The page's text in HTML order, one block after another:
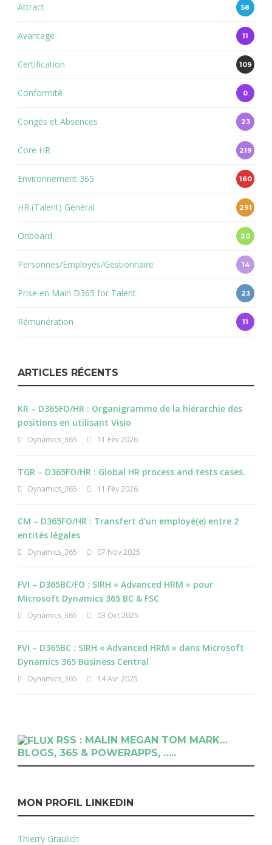
Attract 58
Avantage 11
Certification 109
Conformité 0
Congés et Absences 23
Core HR 219
Environnement 365 160
HR (Talent) Général 291
Onboard 20
Personnes/Employés/Gestionnaire 14
Prise en Main D365 for Talent 23
Rémunération 11
ARTICLES RÉCENTS
KR – D365FO/HR : Organigramme de la hiérarchie des
positions en utilisant Visio
Dynamics_365 11 Fév 2026
TGR – D365FO/HR : Global HR process and tests cases.
Dynamics_365 11 Fév 2026
CM – D365FO/HR : Transfert d’un employé(e) entre 2
entités légales
Dynamics_365 07 Nov 2025
FVI – D365BC/FO : SIRH « Advanced HRM » pour
Microsoft Dynamics 365 BC & FSC
Dynamics_365 03 Oct 2025
FVI – D365BC : SIRH « Advanced HRM » dans Microsoft
Dynamics 365 Business Central
Dynamics_365 14 Avr 2025
RSS : MALIN MEGAN TOM MARK…
BLOGS, 365 & POWERAPPS, …..
MON PROFIL LINKEDIN
Thierry Graulich